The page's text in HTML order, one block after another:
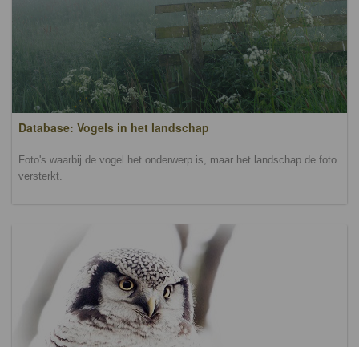
Database: Vogels in het landschap
Foto's waarbij de vogel het onderwerp is, maar het landschap de foto
versterkt.